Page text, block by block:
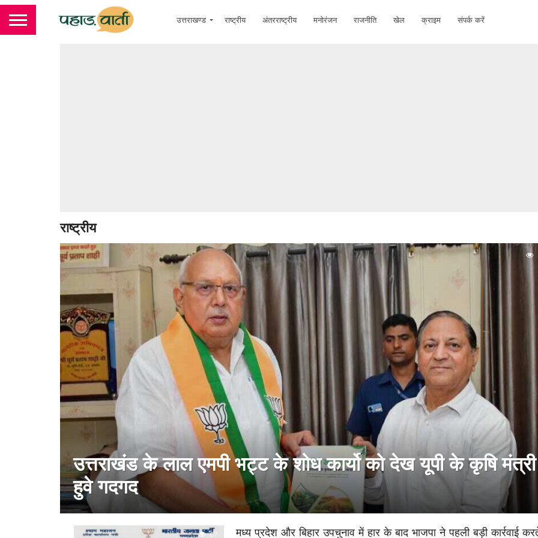
उत्तराखण्ड राष्ट्रीय अंतरराष्ट्रीय मनोरंजन राजनीति खेल क्राइम संपर्क करें
राष्ट्रीय
उत्तराखंड के लाल एमपी भट्ट के शोध कार्यो को देख यूपी के कृषि मंत्री
हुवे गदगद
67 ​मध्य प्रदेश और बिहार उपचुनाव में हार के बाद भाजपा ने पहली बड़ी कार्रवाई